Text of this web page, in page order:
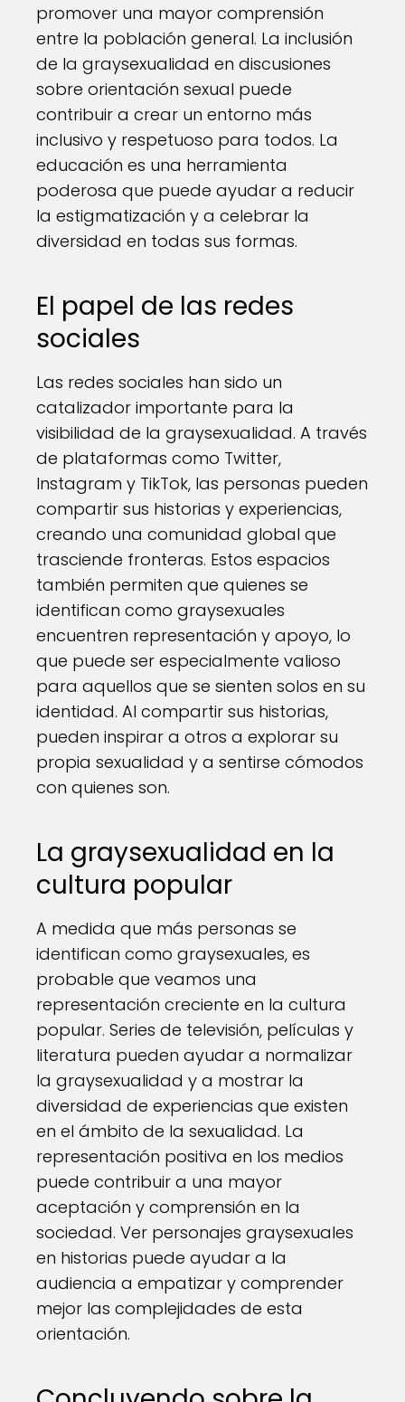
promover una mayor comprensión
entre la población general. La inclusión
de la graysexualidad en discusiones
sobre orientación sexual puede
contribuir a crear un entorno más
inclusivo y respetuoso para todos. La
educación es una herramienta
poderosa que puede ayudar a reducir
la estigmatización y a celebrar la
diversidad en todas sus formas.
El papel de las redes
sociales
Las redes sociales han sido un
catalizador importante para la
visibilidad de la graysexualidad. A través
de plataformas como Twitter,
Instagram y TikTok, las personas pueden
compartir sus historias y experiencias,
creando una comunidad global que
trasciende fronteras. Estos espacios
también permiten que quienes se
identifican como graysexuales
encuentren representación y apoyo, lo
que puede ser especialmente valioso
para aquellos que se sienten solos en su
identidad. Al compartir sus historias,
pueden inspirar a otros a explorar su
propia sexualidad y a sentirse cómodos
con quienes son.
La graysexualidad en la
cultura popular
A medida que más personas se
identifican como graysexuales, es
probable que veamos una
representación creciente en la cultura
popular. Series de televisión, películas y
literatura pueden ayudar a normalizar
la graysexualidad y a mostrar la
diversidad de experiencias que existen
en el ámbito de la sexualidad. La
representación positiva en los medios
puede contribuir a una mayor
aceptación y comprensión en la
sociedad. Ver personajes graysexuales
en historias puede ayudar a la
audiencia a empatizar y comprender
mejor las complejidades de esta
orientación.